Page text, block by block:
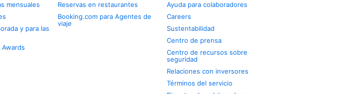
mensuales
y para las
Awards
Reservas en restaurantes
Booking.com para Agentes de
viaje
Ayuda para colaboradores
Careers
Sustentabilidad
Centro de prensa
Centro de recursos sobre
seguridad
Relaciones con inversores
Términos del servicio